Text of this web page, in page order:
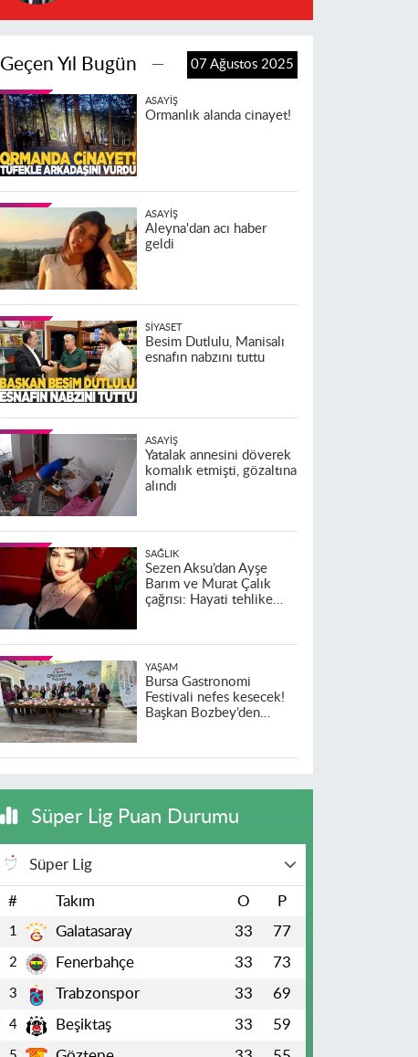
Geçen Yıl Bugün 07 Ağustos 2025
ASAYIŞ
Ormanlık alanda cinayet!
ASAYIŞ
Aleyna'dan acı haber
geldi
SIYASET
Besim Dutlulu, Manisalı
esnafın nabzını tuttu
ASAYIŞ
Yatalak annesini döverek
komalık etmişti, gözaltına
alındı
SAĞLIK
Sezen Aksu’dan Ayşe
Barım ve Murat Çalık
çağrısı: Hayati tehlike
YAŞAM
Bursa Gastronomi
Festivali nefes kesecek!
Başkan Bozbey’den
Süper Lig Puan Durumu
Süper Lig
# Takım O P
1 Galatasaray 33 77
2 Fenerbahçe 33 73
3 Trabzonspor 33 69
4 Beşiktaş 33 59